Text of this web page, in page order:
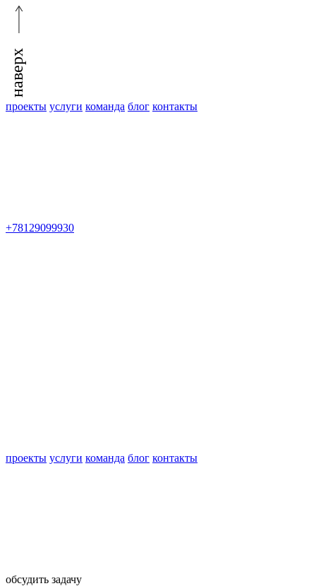
наверх
проекты услуги команда блог контакты
+78129099930
проекты услуги команда блог контакты
обсудить задачу